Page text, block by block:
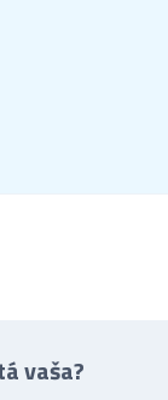
vaša?